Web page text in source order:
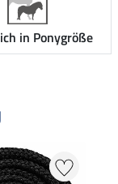
in Ponygröße